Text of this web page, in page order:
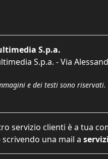
S.p.a.
S.p.a. - Via
e dei testi sono riservati.
servizio clienti è a tua
scrivendo una mail a